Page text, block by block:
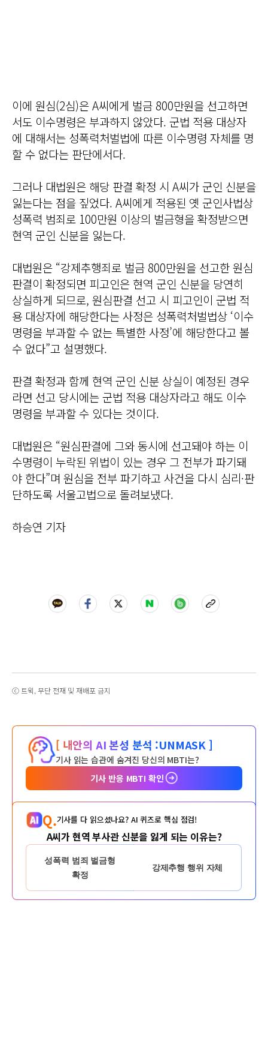
이에 원심(2심)은 A씨에게 벌금 800만원을 선고하면
서도 이수명령은 부과하지 않았다. 군법 적용 대상자
에 대해서는 성폭력처벌법에 따른 이수명령 자체를 명
할 수 없다는 판단에서다.
그러나 대법원은 해당 판결 확정 시 A씨가 군인 신분을
잃는다는 점을 짚었다. A씨에게 적용된 옛 군인사법상
성폭력 범죄로 100만원 이상의 벌금형을 확정받으면
현역 군인 신분을 잃는다.
대법원은 “강제추행죄로 벌금 800만원을 선고한 원심
판결이 확정되면 피고인은 현역 군인 신분을 당연히
상실하게 되므로, 원심판결 선고 시 피고인이 군법 적
용 대상자에 해당한다는 사정은 성폭력처벌법상 ‘이수
명령을 부과할 수 없는 특별한 사정’에 해당한다고 볼
수 없다”고 설명했다.
판결 확정과 함께 현역 군인 신분 상실이 예정된 경우
라면 선고 당시에는 군법 적용 대상자라고 해도 이수
명령을 부과할 수 있다는 것이다.
대법원은 “원심판결에 그와 동시에 선고돼야 하는 이
수명령이 누락된 위법이 있는 경우 그 전부가 파기돼
야 한다”며 원심을 전부 파기하고 사건을 다시 심리·판
단하도록 서울고법으로 돌려보냈다.
하승연 기자
ⓒ 트윅, 무단 전재 및 재배포 금지
[ 내안의 AI 본성 분석 :UNMASK ]
기사 읽는 습관에 숨겨진 당신의 MBTI는?
기사 반응 MBTI 확인
Q.기사를 다 읽으셨나요? AI 퀴즈로 핵심 점검!
A씨가 현역 부사관 신분을 잃게 되는 이유는?
성폭력 범죄 벌금형
확정
강제추행 행위 자체